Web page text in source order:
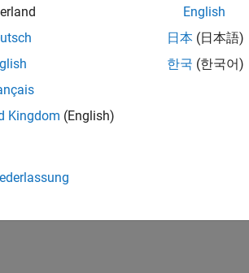
Kingdom (English)
English
日本 (日本語)
한국 (한국어)